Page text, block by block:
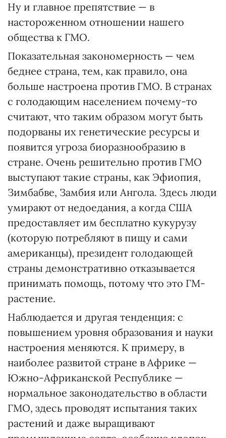
Ну и главное препятствие — в
настороженном отношении нашего
общества к ГМО.
Показательная закономерность — чем
беднее страна, тем, как правило, она
больше настроена против ГМО. В странах
с голодающим населением почему-то
считают, что таким образом могут быть
подорваны их генетические ресурсы и
появится угроза биоразнообразию в
стране. Очень решительно против ГМО
выступают такие страны, как Эфиопия,
Зимбабве, Замбия или Ангола. Здесь люди
умирают от недоедания, а когда США
предоставляет им бесплатно кукурузу
(которую потребляют в пищу и сами
американцы), президент голодающей
страны демонстративно отказывается
принимать помощь, потому что это ГМ-
растение.
Наблюдается и другая тенденция: с
повышением уровня образования и науки
настроения меняются. К примеру, в
наиболее развитой стране в Африке —
Южно-Африканской Республике —
нормальное законодательство в области
ГМО, здесь проводят испытания таких
растений и даже выращивают